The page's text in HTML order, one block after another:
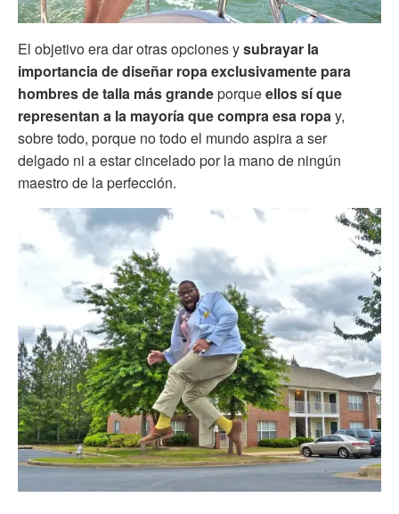
El objetivo era dar otras opciones ysubrayar la
importancia de diseñar ropa exclusivamente para
hombres de talla más grandeporqueellos sí que
representan a la mayoría que compra esa ropa y,
sobre todo, porque no todo el mundo aspira a ser
delgado ni a estar cincelado por la mano de ningún
maestro de la perfección.